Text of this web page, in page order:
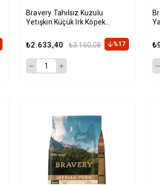
Bravery Tahılsız Kuzulu
Yetişkin Küçük Irk Köpek
₺2.633,40 ₺3.160,08 %17